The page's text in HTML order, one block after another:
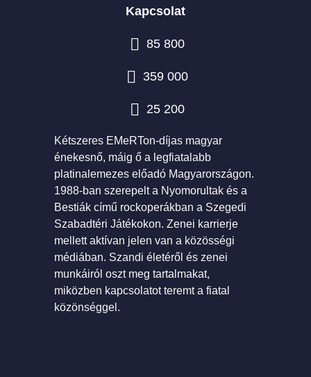
Kapcsolat
85 800
359 000
25 200
Kétszeres EMeRTon-díjas magyar
énekesnő, máig ő a legfiatalabb
platinalemezes előadó Magyarországon.
1988-ban szerepelt a Nyomorultak és a
Bestiák című rockoperákban a Szegedi
Szabadtéri Játékokon. Zenei karrierje
mellett aktívan jelen van a közösségi
médiában. Szandi életéről és zenei
munkáiról oszt meg tartalmakat,
miközben kapcsolatot teremt a fiatal
közönséggel.